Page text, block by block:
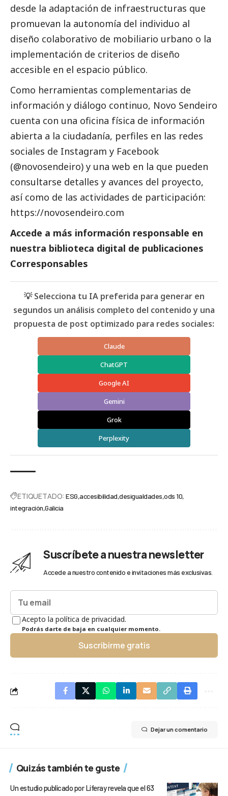
desde la adaptación de infraestructuras que
promuevan la autonomía del individuo al
diseño colaborativo de mobiliario urbano o la
implementación de criterios de diseño
accesible en el espacio público.
Como herramientas complementarias de
información y diálogo continuo, Novo Sendeiro
cuenta con una oficina física de información
abierta a la ciudadanía, perfiles en las redes
sociales de Instagram y Facebook
(@novosendeiro) y una web en la que pueden
consultarse detalles y avances del proyecto,
así como de las actividades de participación:
https://novosendeiro.com
Accede a más información responsable en
nuestra biblioteca digital de publicaciones
Corresponsables
💡 Selecciona tu IA preferida para generar en
segundos un análisis completo del contenido y una
propuesta de post optimizado para redes sociales:
Claude
ChatGPT
Google AI
Gemini
Grok
Perplexity
ETIQUETADO: ESG accesibilidad desigualdades ods 10
integración Galicia
Suscríbete a nuestra newsletter
Accede a nuestro contenido e invitaciones más exclusivas.
Acepto la política de privacidad.
Podrás darte de baja en cualquier momento.
Suscribirme gratis
Dejar un comentario
Quizás también te guste
Un estudio publicado por Liferay revela que el 63